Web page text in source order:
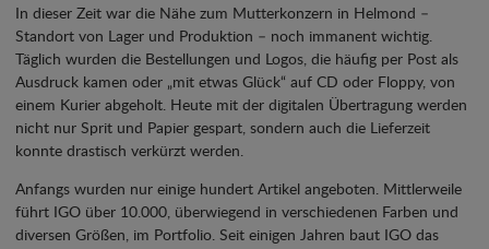
In dieser Zeit war die Nähe zum Mutterkonzern in Helmond –
Standort von Lager und Produktion – noch immanent wichtig.
Täglich wurden die Bestellungen und Logos, die häufig per Post als
Ausdruck kamen oder „mit etwas Glück“ auf CD oder Floppy, von
einem Kurier abgeholt. Heute mit der digitalen Übertragung werden
nicht nur Sprit und Papier gespart, sondern auch die Lieferzeit
konnte drastisch verkürzt werden.
Anfangs wurden nur einige hundert Artikel angeboten. Mittlerweile
führt IGO über 10.000, überwiegend in verschiedenen Farben und
diversen Größen, im Portfolio. Seit einigen Jahren baut IGO das